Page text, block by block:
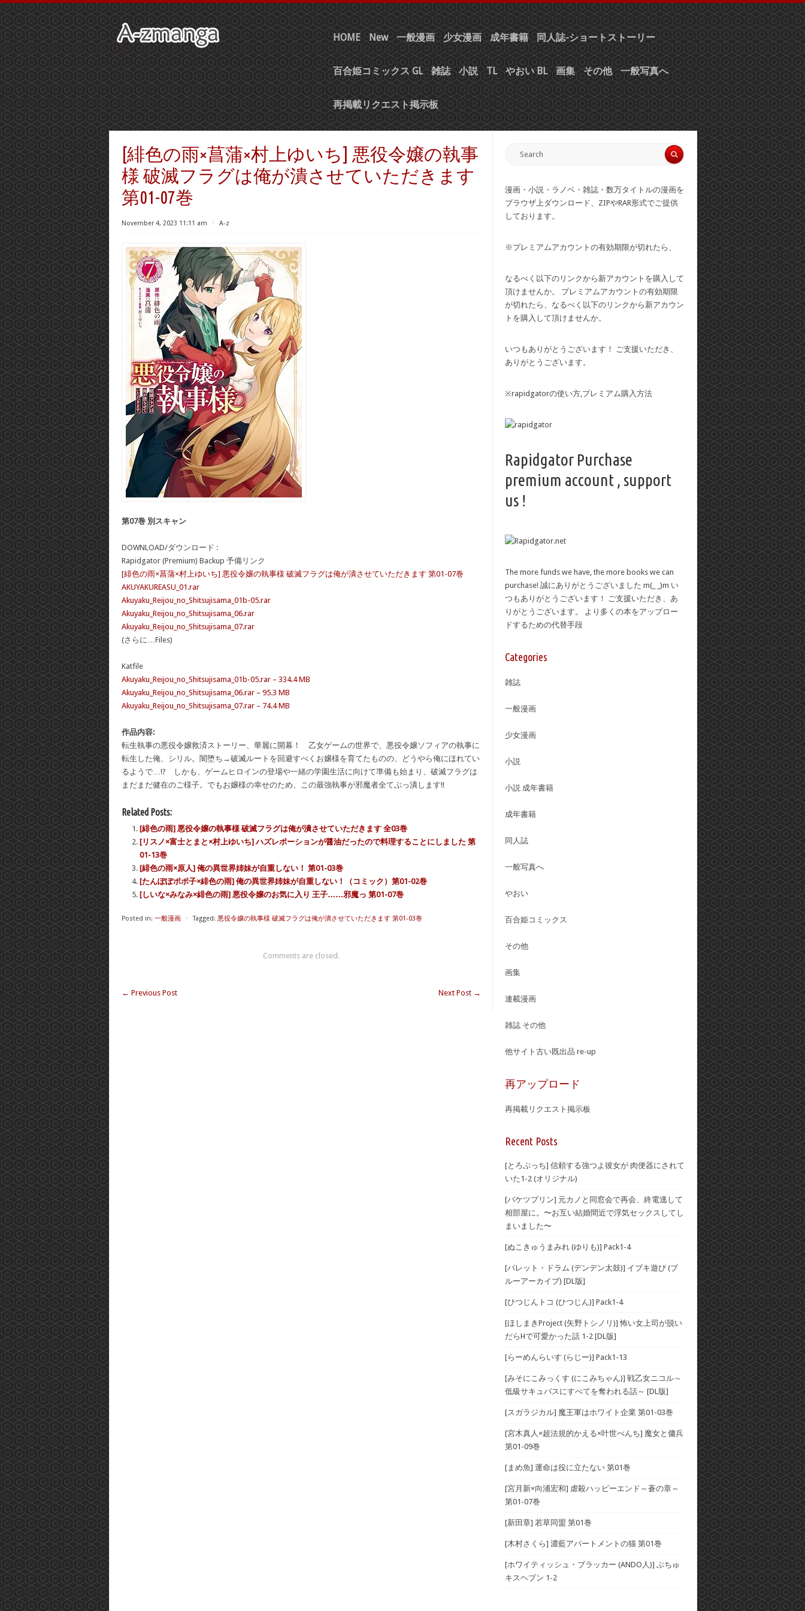
HOME New 一般漫画 少女漫画 成年書籍 同人誌-ショートストーリー
百合姫コミックス GL 雑誌 小説 TL やおい BL 画集 その他 一般写真へ
再掲載リクエスト掲示板
[緋色の雨×菖蒲×村上ゆいち] 悪役令嬢の執事
様 破滅フラグは俺が潰させていただきます
第01-07巻
November 4, 2023 11:11 am ⋅ A-z
第07巻 別スキャン
DOWNLOAD/ダウンロード :
Rapidgator (Premium) Backup 予備リンク
[緋色の雨×菖蒲×村上ゆいち] 悪役令嬢の執事様 破滅フラグは俺が潰させていただきます 第01-07巻
AKUYAKUREASU_01.rar
Akuyaku_Reijou_no_Shitsujisama_01b-05.rar
Akuyaku_Reijou_no_Shitsujisama_06.rar
Akuyaku_Reijou_no_Shitsujisama_07.rar
(さらに…Files)
Katfile
Akuyaku_Reijou_no_Shitsujisama_01b-05.rar – 334.4 MB
Akuyaku_Reijou_no_Shitsujisama_06.rar – 95.3 MB
Akuyaku_Reijou_no_Shitsujisama_07.rar – 74.4 MB
作品内容:
転生執事の悪役令嬢救済ストーリー、華麗に開幕！ 乙女ゲームの世界で、悪役令嬢ソフィアの執事に
転生した俺、シリル。闇堕ち→破滅ルートを回避すべくお嬢様を育てたものの、どうやら俺にほれてい
るようで…!? しかも、ゲームヒロインの登場や一緒の学園生活に向けて準備も始まり、破滅フラグは
まだまだ健在のご様子。でもお嬢様の幸せのため、この最強執事が邪魔者全てぶっ潰します!!
Related Posts:
[緋色の雨] 悪役令嬢の執事様 破滅フラグは俺が潰させていただきます 全03巻
[リスノ×富士とまと×村上ゆいち] ハズレポーションが醤油だったので料理することにしました 第
01-13巻
[緋色の雨×原人] 俺の異世界姉妹が自重しない！ 第01-03巻
[たんぽぽポポ子×緋色の雨] 俺の異世界姉妹が自重しない！（コミック）第01-02巻
[しいな×みなみ×緋色の雨] 悪役令嬢のお気に入り 王子……邪魔っ 第01-07巻
Posted in: 一般漫画 ⋅ Tagged: 悪役令嬢の執事様 破滅フラグは俺が潰させていただきます 第01-03巻
Comments are closed.
← Previous Post Next Post →
漫画・小説・ラノベ・雑誌・数万タイトルの漫画を
ブラウザ上ダウンロード、ZIPやRAR形式でご提供
しております。
※プレミアムアカウントの有効期限が切れたら、
なるべく以下のリンクから新アカウントを購入して
頂けませんか。 プレミアムアカウントの有効期限
が切れたら、なるべく以下のリンクから新アカウン
トを購入して頂けませんか。
いつもありがとうございます！ ご支援いただき、
ありがとうございます。
※rapidgatorの使い方,プレミアム購入方法
Rapidgator Purchase
premium account , support
us !
The more funds we have, the more books we can
purchase! 誠にありがとうございました m(_ _)m い
つもありがとうございます！ ご支援いただき、あ
りがとうございます。 より多くの本をアップロー
ドするための代替手段
Categories
雑誌
一般漫画
少女漫画
小説
小説 成年書籍
成年書籍
同人誌
一般写真へ
やおい
百合姫コミックス
その他
画集
連載漫画
雑誌 その他
他サイト古い既出品 re-up
再アップロード
再掲載リクエスト掲示板
Recent Posts
[とろぷっち] 信頼する強つよ彼女が 肉便器にされて
いた1-2 (オリジナル)
[バケツプリン] 元カノと同窓会で再会、終電逃して
相部屋に。〜お互い結婚間近で浮気セックスしてし
まいました〜
[ぬこきゅうまみれ (ゆりも)] Pack1-4
[パレット・ドラム (デンデン太鼓)] イブキ遊び (ブ
ルーアーカイブ) [DL版]
[ひつじんトコ (ひつじん)] Pack1-4
[ほしまきProject (矢野トシノリ)] 怖い女上司が脱い
だらHで可愛かった話 1-2 [DL版]
[らーめんらいす (らじー)] Pack1-13
[みそにこみっくす (にこみちゃん)] 戦乙女ニコル～
低級サキュバスにすべてを奪われる話～ [DL版]
[スガラジカル] 魔王軍はホワイト企業 第01-03巻
[宮木真人×超法規的かえる×叶世べんち] 魔女と傭兵
第01-09巻
[まめ魚] 運命は役に立たない 第01巻
[宮月新×向浦宏和] 虐殺ハッピーエンド～蒼の章～
第01-07巻
[新田章] 若草同盟 第01巻
[木村さくら] 濃藍アパートメントの猫 第01巻
[ホワイティッシュ・ブラッカー (ANDO人)] ぶちゅ
キスヘブン 1-2